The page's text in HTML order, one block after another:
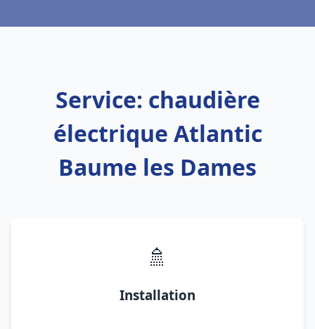
Service: chaudière
électrique Atlantic
Baume les Dames
🚿
Installation